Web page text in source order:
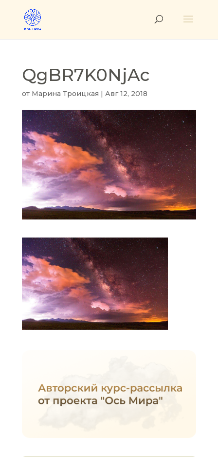
QgBR7K0NjAc
от Марина Троицкая | Авг 12, 2018